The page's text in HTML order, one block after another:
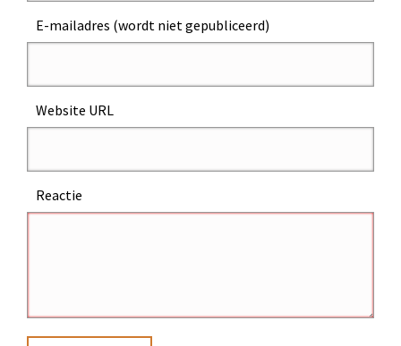
E-mailadres (wordt niet gepubliceerd)
Website URL
Reactie